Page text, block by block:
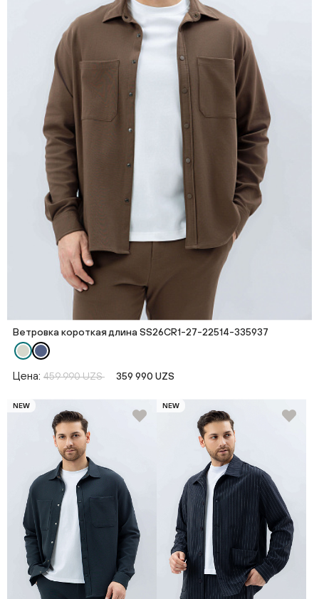
Ветровка короткая длина SS26CR1-27-22514-335937
Цена: 459 990 UZS 359 990 UZS
NEW NEW